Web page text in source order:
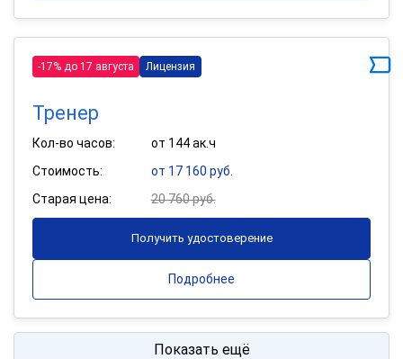
-17% до 17 августа Лицензия
Тренер
Кол-во часов:
от 144 ак.ч
Стоимость:
от 17 160 руб.
Старая цена:
20 760 руб.
Получить удостоверение
Подробнее
Показать ещё